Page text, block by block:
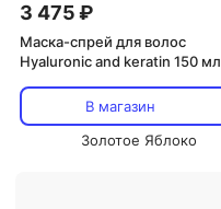
3 475 ₽
Маска-спрей для волос
Hyaluronic and keratin 150 мл
В магазин
Золотое Яблоко